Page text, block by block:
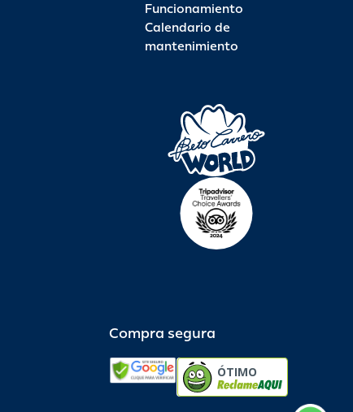
Funcionamiento
Calendario de
mantenimiento
Compra segura
ÓTIMO